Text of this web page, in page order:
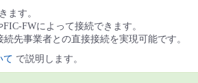
ます。
FWによって接続できます。
先事業者との直接接続を実現可能です。
て で説明します。